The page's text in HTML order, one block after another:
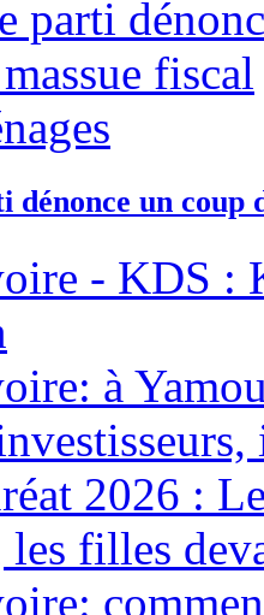
un coup
- KDS :
à
2026 :
filles